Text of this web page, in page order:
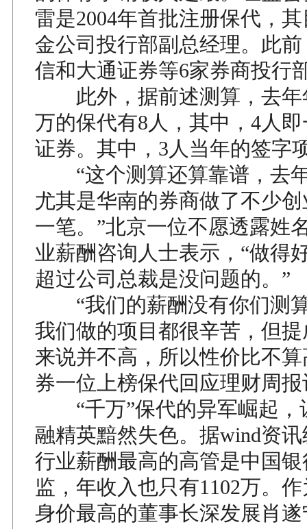
雷是2004年首批注册保代，
金公司投行部副总经理。此
信和大通证券等6家券商投行
此外，据前述测算，去年
万的保代有8人，其中，4人
证券。其中，3人当年的签字
“这个测算还算靠谱，去
尤其是华南的券商做了不少
一笔。”北京一位不愿透露姓
业薪酬咨询人士表示，“做得
超过公司总裁是没问题的。”
“我们的薪酬没有你们测
我们做的项目都很辛苦，但
来说并不高，所以性价比不
券一位上榜保代回应理财周
“千万”保代的异军崛起，
融精英黯然失色。据wind资
行业薪酬最高的高管是中国
监，年收入也只有1102万。
身价最高的董事长深发展肖